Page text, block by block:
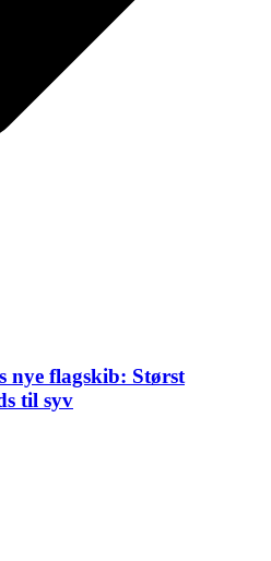
nye flagskib: Størst
til syv